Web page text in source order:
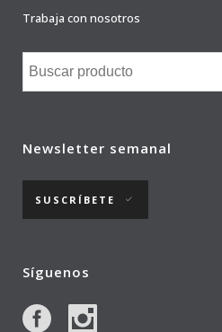
Trabaja con nosotros
Newsletter semanal
SUSCRÍBETE
Síguenos